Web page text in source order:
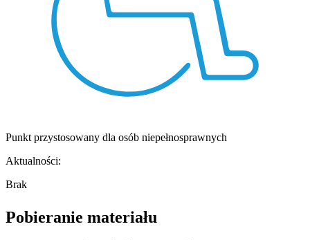
Punkt przystosowany dla osób niepełnosprawnych
Aktualności:
Brak
Pobieranie materiału